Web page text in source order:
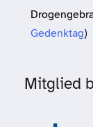
Gedenktag)
Mitglied